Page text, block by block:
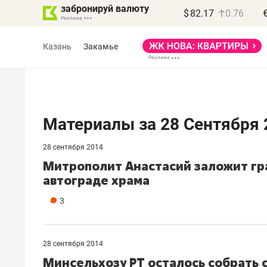
забронируй валюту $ 82.17 0.76
Казань Закамье
Материалы за 28 Сентября
28 сентября 2014
Митрополит Анастасий заложит
автограде храма
3
28 сентября 2014
Минсельхозу РТ осталось собрать
МАРТ
потерять минимум